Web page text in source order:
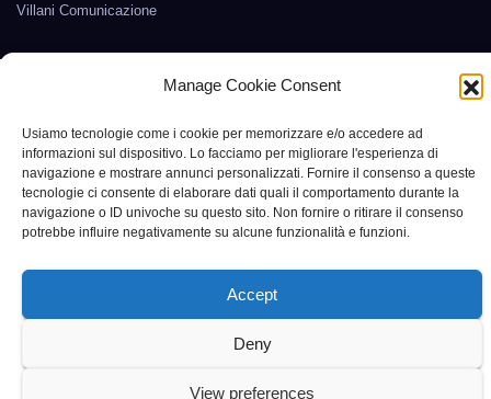
Manage Cookie Consent
Usiamo tecnologie come i cookie per memorizzare e/o accedere ad
informazioni sul dispositivo. Lo facciamo per migliorare l'esperienza di
navigazione e mostrare annunci personalizzati. Fornire il consenso a queste
tecnologie ci consente di elaborare dati quali il comportamento durante la
navigazione o ID univoche su questo sito. Non fornire o ritirare il consenso
potrebbe influire negativamente su alcune funzionalità e funzioni.
Accept
Deny
View preferences
Villani Comunicazione